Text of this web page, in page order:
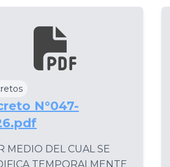
N°047-
MEDIO DEL CUAL SE
TEMPORALMENTE